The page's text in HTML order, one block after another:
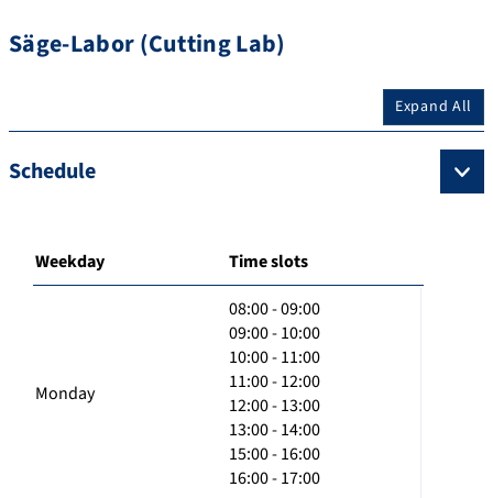
Säge-Labor (Cutting Lab)
Expand All
Schedule
Weekday Time slots
Monday
08:00 - 09:00
09:00 - 10:00
10:00 - 11:00
11:00 - 12:00
12:00 - 13:00
13:00 - 14:00
15:00 - 16:00
16:00 - 17:00